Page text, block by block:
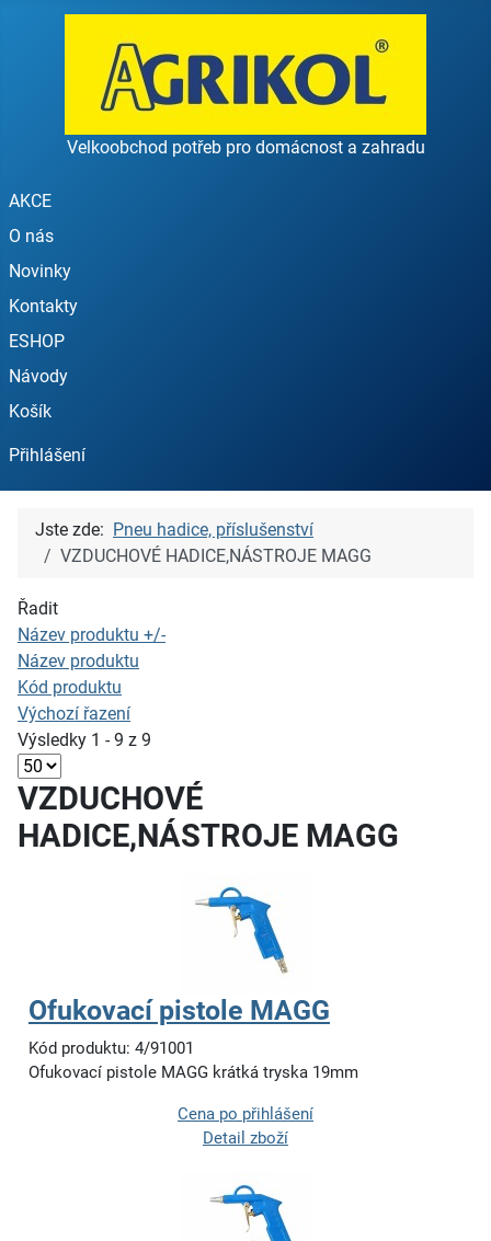
Velkoobchod potřeb pro domácnost a zahradu
AKCE
O nás
Novinky
Kontakty
ESHOP
Návody
Košík
Přihlášení
Jste zde: Pneu hadice, příslušenství
VZDUCHOVÉ HADICE,NÁSTROJE MAGG
Řadit
Název produktu +/-
Název produktu
Kód produktu
Výchozí řazení
Výsledky 1 - 9 z 9
VZDUCHOVÉ
HADICE,NÁSTROJE MAGG
Ofukovací pistole MAGG
Kód produktu: 4/91001
Ofukovací pistole MAGG krátká tryska 19mm
Cena po přihlášení
Detail zboží